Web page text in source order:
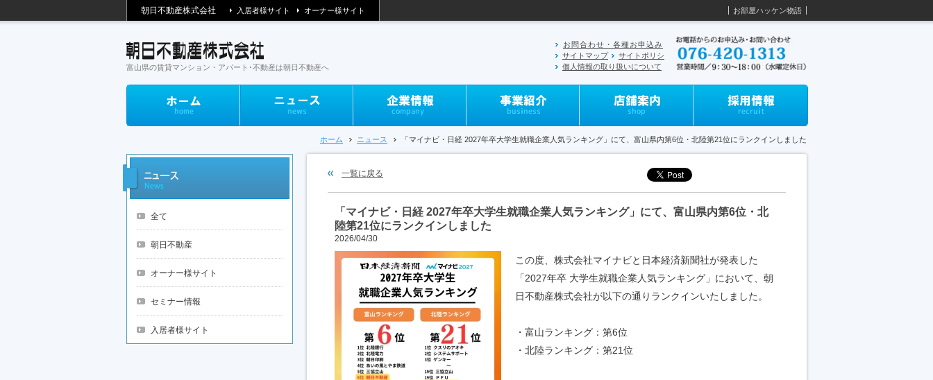
朝日不動産株式会社 入居者様サイト オーナー様サイト お部屋ハッケン物語
富山県の賃貸マンション・アパート･不動産は朝日不動産へ
お問合わせ・各種お申込み
サイトポリシ
ー
サイトマップ
個人情報の取り扱いについて
ホーム ニュース 「マイナビ・日経 2027年卒大学生就職企業人気ランキング」にて、富山県内第6位・北陸第21位にランクインしました
全て
朝日不動産
オーナー様サイト
セミナー情報
入居者様サイト
一覧に戻る
「マイナビ・日経 2027年卒大学生就職企業人気ランキング」にて、富山県内第6位・北
陸第21位にランクインしました
2026/04/30
この度、株式会社マイナビと日本経済新聞社が発表した
「2027年卒 大学生就職企業人気ランキング」において、朝
日不動産株式会社が以下の通りランクインいたしました。
・富山ランキング：第6位
・北陸ランキング：第21位